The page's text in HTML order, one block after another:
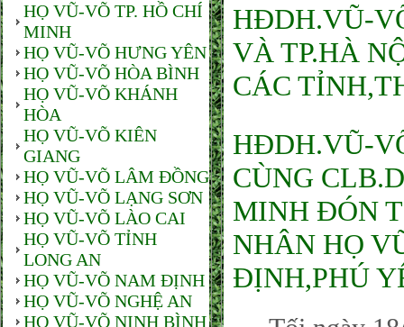
HỌ VŨ-VÕ TP. HỒ CHÍ
MINH
HỌ VŨ-VÕ HƯNG YÊN
HỌ VŨ-VÕ HÒA BÌNH
HỌ VŨ-VÕ KHÁNH
HÒA
HỌ VŨ-VÕ KIÊN
GIANG
HỌ VŨ-VÕ LÂM ĐỒNG
HỌ VŨ-VÕ LẠNG SƠN
HỌ VŨ-VÕ LÀO CAI
HỌ VŨ-VÕ TỈNH
LONG AN
HỌ VŨ-VÕ NAM ĐỊNH
HỌ VŨ-VÕ NGHỆ AN
HỌ VŨ-VÕ NINH BÌNH
HĐDH.VŨ-
VÀ TP.HÀ
CÁC
HĐDH.VŨ-
CÙNG
MINH ĐÓN
NHÂN HỌ
ĐỊNH,PHÚ